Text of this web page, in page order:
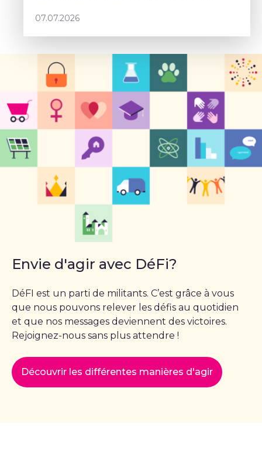
07.07.2026
Envie d'agir avec DéFi?
DéFI est un parti de militants. C’est grâce à vous
que nous pouvons relever les défis au quotidien
et que nos messages deviennent des victoires.
Rejoignez-nous sans plus attendre !
Découvrir les différentes manières d'agir